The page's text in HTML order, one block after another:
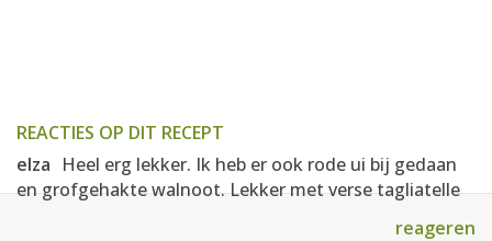
REACTIES OP DIT RECEPT
elza Heel erg lekker. Ik heb er ook rode ui bij gedaan
en grofgehakte walnoot. Lekker met verse tagliatelle
reageren